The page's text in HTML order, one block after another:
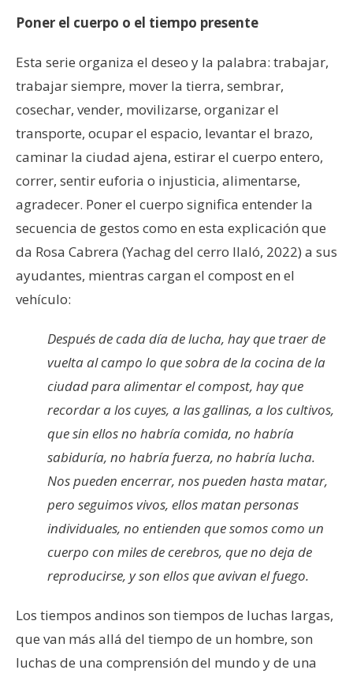
Poner el cuerpo o el tiempo presente
Esta serie organiza el deseo y la palabra: trabajar,
trabajar siempre, mover la tierra, sembrar,
cosechar, vender, movilizarse, organizar el
transporte, ocupar el espacio, levantar el brazo,
caminar la ciudad ajena, estirar el cuerpo entero,
correr, sentir euforia o injusticia, alimentarse,
agradecer. Poner el cuerpo significa entender la
secuencia de gestos como en esta explicación que
da Rosa Cabrera (Yachag del cerro Ilaló, 2022) a sus
ayudantes, mientras cargan el compost en el
vehículo:
Después de cada día de lucha, hay que traer de
vuelta al campo lo que sobra de la cocina de la
ciudad para alimentar el compost, hay que
recordar a los cuyes, a las gallinas, a los cultivos,
que sin ellos no habría comida, no habría
sabiduría, no habría fuerza, no habría lucha.
Nos pueden encerrar, nos pueden hasta matar,
pero seguimos vivos, ellos matan personas
individuales, no entienden que somos como un
cuerpo con miles de cerebros, que no deja de
reproducirse, y son ellos que avivan el fuego.
Los tiempos andinos son tiempos de luchas largas,
que van más allá del tiempo de un hombre, son
luchas de una comprensión del mundo y de una